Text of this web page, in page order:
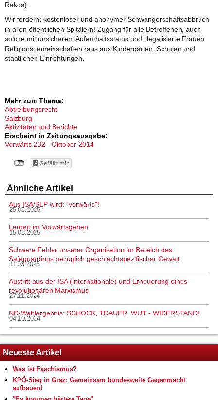
Rekos).
Wir fordern: kostenloser und anonymer Schwangerschaftsabbruch
in allen öffentlichen Spitälern! Zugang für alle Betroffenen, auch
solche mit unsicherem Aufenthaltsstatus und illegalisierte Frauen.
Religionsgemeinschaften raus aus Kindergärten, Schulen und
staatlichen Einrichtungen.
Mehr zum Thema:
Abtreibungsrecht
Salzburg
Aktivitäten und Berichte
Erscheint in Zeitungsausgabe:
Vorwärts 232 - Oktober 2014
Ähnliche Artikel
Aus ISA/SLP wird: "vorwärts"!
25.08.2025
Lernen im Vorwärtsgehen
15.08.2025
Schwere Fehler unserer Organisation im Bereich des
Safeguardings bezüglich geschlechtspezifischer Gewalt
11.03.2025
Austritt aus der ISA (Internationale) und Erneuerung eines
revolutionären Marxismus
27.11.2024
NR-Wahlergebnis: SCHOCK, TRAUER, WUT - WIDERSTAND!
04.10.2024
Neueste Artikel
Was ist Faschismus?
KPÖ-Sieg in Graz: Gemeinsam bundesweite Gegenmacht
aufbauen!